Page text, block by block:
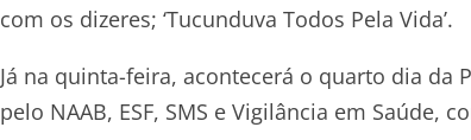
com os dizeres; ‘Tucunduva Todos Pela Vida’.
Já na quinta-feira, acontecerá o quarto dia da
pelo NAAB, ESF, SMS e Vigilância em Saúde,